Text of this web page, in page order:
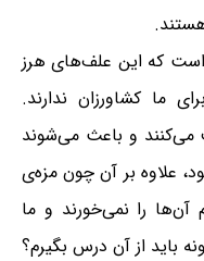
که این علف‌های هرز
ما کشاورزان ندارند.
و باعث می‌شوند
علاوه بر آن چون مزه‌ی
را نمی‌خورند و ما
باید از آن درس بگیرم؟